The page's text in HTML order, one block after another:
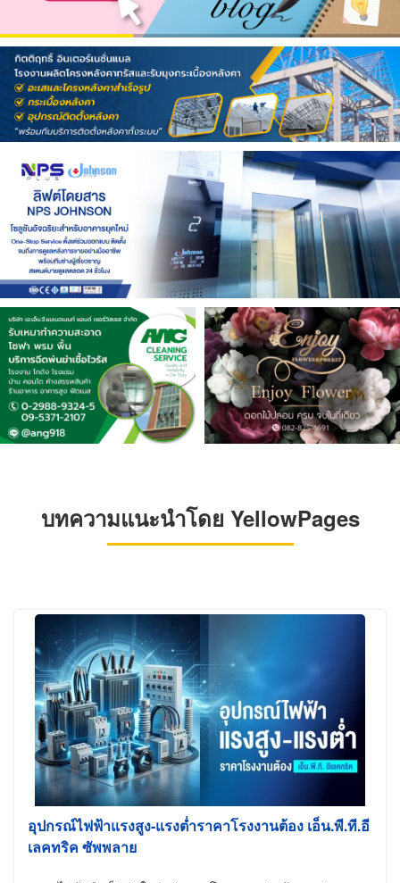
บทความแนะนำโดย YellowPages
อุปกรณ์ไฟฟ้าแรงสูง-แรงต่ำราคาโรงงานต้อง เอ็น.พี.ที.อี
เลคทริค ซัพพลาย